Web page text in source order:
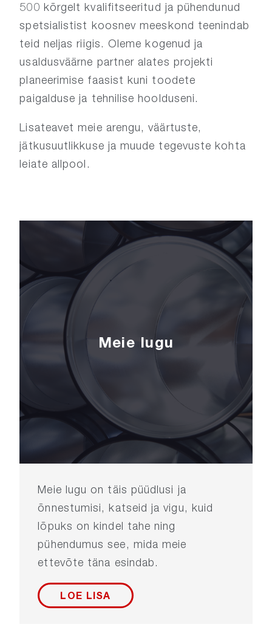
500 kõrgelt kvalifitseeritud ja pühendunud
spetsialistist koosnev meeskond teenindab
teid neljas riigis. Oleme kogenud ja
usaldusväärne partner alates projekti
planeerimise faasist kuni toodete
paigalduse ja tehnilise hoolduseni.
Lisateavet meie arengu, väärtuste,
jätkusuutlikkuse ja muude tegevuste kohta
leiate allpool.
Meie lugu
Meie lugu on täis püüdlusi ja
õnnestumisi, katseid ja vigu, kuid
lõpuks on kindel tahe ning
pühendumus see, mida meie
ettevõte täna esindab.
LOE LISA